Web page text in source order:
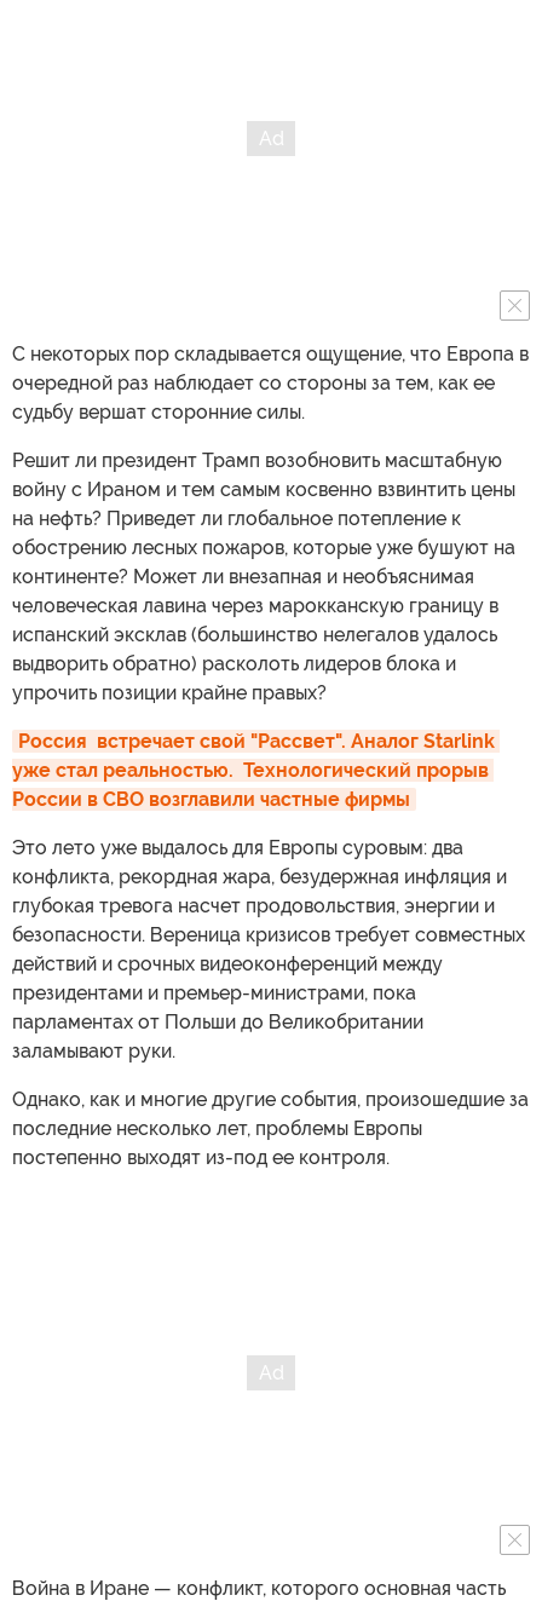
С некоторых пор складывается ощущение, что Европа в
очередной раз наблюдает со стороны за тем, как ее
судьбу вершат сторонние силы.
Решит ли президент Трамп возобновить масштабную
войну с Ираном и тем самым косвенно взвинтить цены
на нефть? Приведет ли глобальное потепление к
обострению лесных пожаров, которые уже бушуют на
континенте? Может ли внезапная и необъяснимая
человеческая лавина через марокканскую границу в
испанский эксклав (большинство нелегалов удалось
выдворить обратно) расколоть лидеров блока и
упрочить позиции крайне правых?
Россия  встречает свой "Рассвет". Аналог Starlink
уже стал реальностью.  Технологический прорыв
России в СВО возглавили частные фирмы
Это лето уже выдалось для Европы суровым: два
конфликта, рекордная жара, безудержная инфляция и
глубокая тревога насчет продовольствия, энергии и
безопасности. Вереница кризисов требует совместных
действий и срочных видеоконференций между
президентами и премьер-министрами, пока
парламентах от Польши до Великобритании
заламывают руки.
Однако, как и многие другие события, произошедшие за
последние несколько лет, проблемы Европы
постепенно выходят из-под ее контроля.
Война в Иране — конфликт, которого основная часть